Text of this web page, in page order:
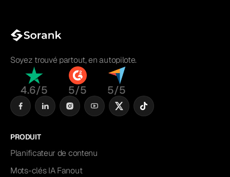
Soyez trouvé partout, en autopilote.
4.6/5 5/5 5/5
PRODUIT
Planificateur de contenu
Mots-clés IA Fanout